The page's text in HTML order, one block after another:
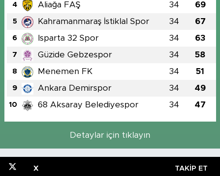
4 Aliağa FAŞ 34 69
5 Kahramanmaraş İstiklal Spor 34 67
6 Isparta 32 Spor 34 63
7 Güzide Gebzespor 34 58
8 Menemen FK 34 51
9 Ankara Demirspor 34 49
10 68 Aksaray Belediyespor 34 47
Detaylar için tıklayın
X TAKIP ET